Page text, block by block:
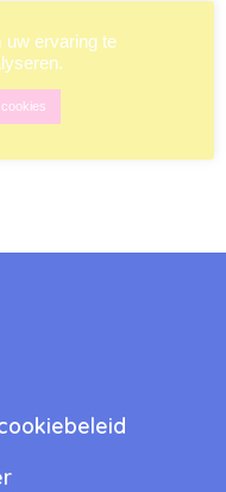
zomaar onkruid:
verspreiden zich
weet heb ik niet
uw ervaring te